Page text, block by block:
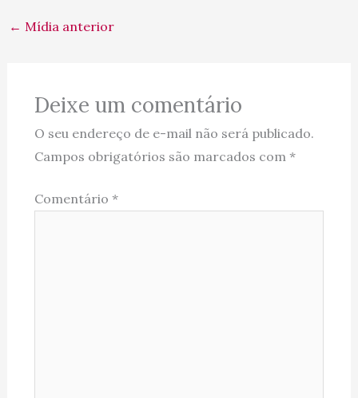
← Mídia anterior
Deixe um comentário
O seu endereço de e-mail não será publicado.
Campos obrigatórios são marcados com *
Comentário *